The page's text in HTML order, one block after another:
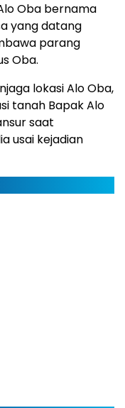
Oba bernama
yang datang
parang
Oba.
lokasi Alo Oba,
tanah Bapak Alo
saat
usai kejadian